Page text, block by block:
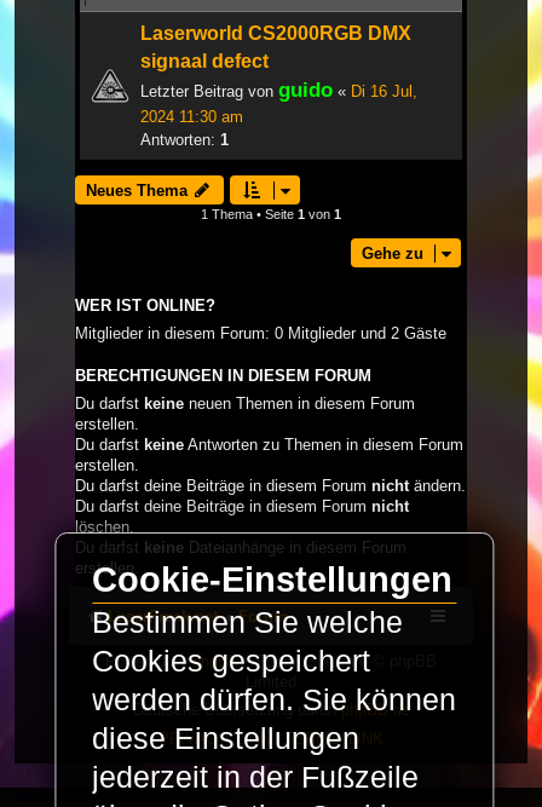
Laserworld CS2000RGB DMX
signaal defect
Letzter Beitrag von guido « Di 16 Jul,
2024 11:30 am
Antworten: 1
Neues Thema
1 Thema • Seite 1 von 1
Gehe zu
WER IST ONLINE?
Mitglieder in diesem Forum: 0 Mitglieder und 2 Gäste
BERECHTIGUNGEN IN DIESEM FORUM
Du darfst keine neuen Themen in diesem Forum
erstellen.
Du darfst keine Antworten zu Themen in diesem Forum
erstellen.
Du darfst deine Beiträge in diesem Forum nichtändern.
Du darfst deine Beiträge in diesem Forum nicht
löschen.
Du darfst keine Dateianhänge in diesem Forum
erstellen.
LaserFreak.net Forum
Powered byphpBB® Forum Software © phpBB
Limited
Deutsche Übersetzung durchphpBB.de
PRIVACY_LINK
TERMS_LINK
Cookie-Einstellungen
Bestimmen Sie welche
Cookies gespeichert
werden dürfen. Sie können
diese Einstellungen
jederzeit in der Fußzeile